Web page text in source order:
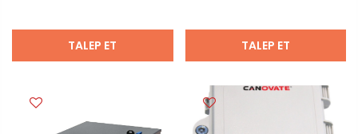
TALEP ET TALEP ET